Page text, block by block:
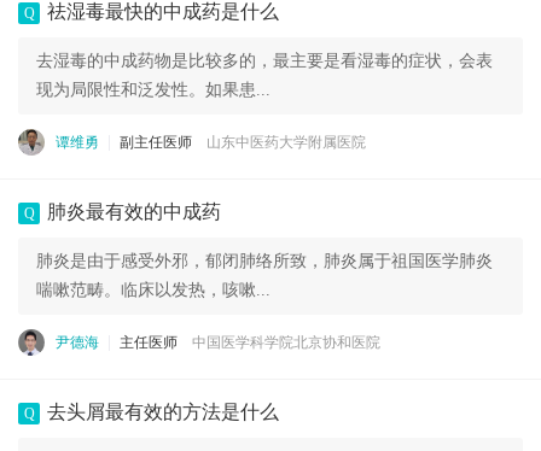
Q 祛湿毒最快的中成药是什么
去湿毒的中成药物是比较多的，最主要是看湿毒的症状，会表
现为局限性和泛发性。如果患...
谭维勇 副主任医师 山东中医药大学附属医院
Q 肺炎最有效的中成药
肺炎是由于感受外邪，郁闭肺络所致，肺炎属于祖国医学肺炎
喘嗽范畴。临床以发热，咳嗽...
尹德海 主任医师 中国医学科学院北京协和医院
Q 去头屑最有效的方法是什么